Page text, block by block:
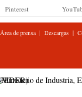
Pinterest
Área de prensa| Descargas|